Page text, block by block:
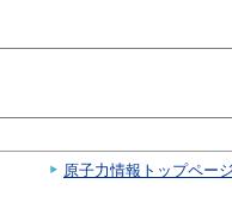
原子力情報トップペー